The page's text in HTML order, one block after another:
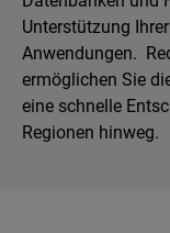
Unterstützung
Anwendungen.
ermöglichen Sie
eine schnelle
Regionen hinweg.